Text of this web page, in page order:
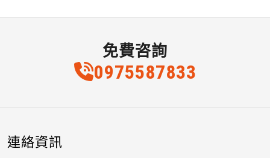
免費咨詢
0975587833
連絡資訊